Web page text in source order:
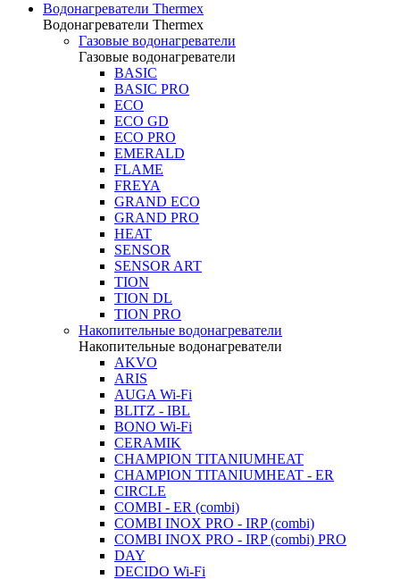
Водонагреватели Thermex
Водонагреватели Thermex
Газовые водонагреватели
Газовые водонагреватели
BASIC
BASIC PRO
ECO
ECO GD
ECO PRO
EMERALD
FLAME
FREYA
GRAND ECO
GRAND PRO
HEAT
SENSOR
SENSOR ART
TION
TION DL
TION PRO
Накопительные водонагреватели
Накопительные водонагреватели
AKVO
ARIS
AUGA Wi-Fi
BLITZ - IBL
BONO Wi-Fi
CERAMIK
CHAMPION TITANIUMHEAT
CHAMPION TITANIUMHEAT - ER
CIRCLE
COMBI - ER (combi)
COMBI INOX PRO - IRP (combi)
COMBI INOX PRO - IRP (combi) PRO
DAY
DECIDO Wi-Fi